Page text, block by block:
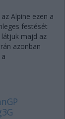
Alpine ezen a
festését
majd az
azonban